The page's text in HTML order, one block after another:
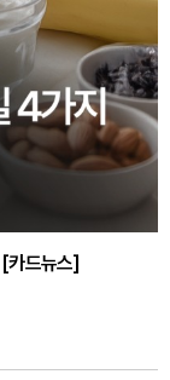
[카드뉴스]
는? [카드뉴스]